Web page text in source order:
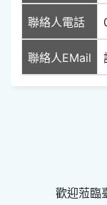
聯絡人電話
聯絡人EMail
歡迎蒞